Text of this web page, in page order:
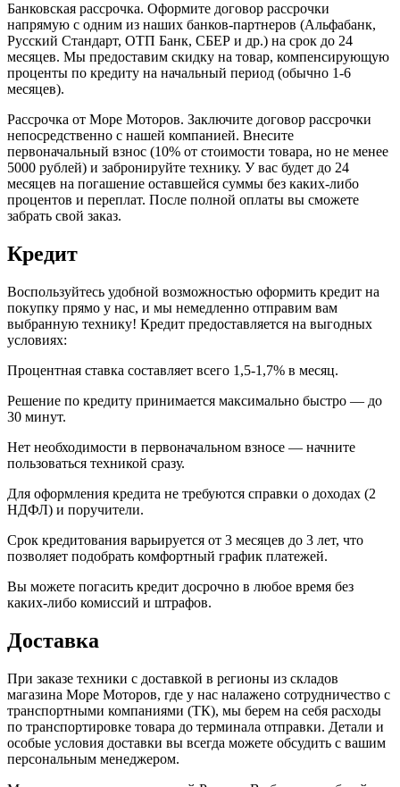
Банковская рассрочка. Оформите договор рассрочки
напрямую с одним из наших банков-партнеров (Альфабанк,
Русский Стандарт, ОТП Банк, СБЕР и др.) на срок до 24
месяцев. Мы предоставим скидку на товар, компенсирующую
проценты по кредиту на начальный период (обычно 1-6
месяцев).
Рассрочка от Море Моторов. Заключите договор рассрочки
непосредственно с нашей компанией. Внесите
первоначальный взнос (10% от стоимости товара, но не менее
5000 рублей) и забронируйте технику. У вас будет до 24
месяцев на погашение оставшейся суммы без каких-либо
процентов и переплат. После полной оплаты вы сможете
забрать свой заказ.
Кредит
Воспользуйтесь удобной возможностью оформить кредит на
покупку прямо у нас, и мы немедленно отправим вам
выбранную технику! Кредит предоставляется на выгодных
условиях:
Процентная ставка составляет всего 1,5-1,7% в месяц.
Решение по кредиту принимается максимально быстро — до
30 минут.
Нет необходимости в первоначальном взносе — начните
пользоваться техникой сразу.
Для оформления кредита не требуются справки о доходах (2
НДФЛ) и поручители.
Срок кредитования варьируется от 3 месяцев до 3 лет, что
позволяет подобрать комфортный график платежей.
Вы можете погасить кредит досрочно в любое время без
каких-либо комиссий и штрафов.
Доставка
При заказе техники с доставкой в регионы из складов
магазина Море Моторов, где у нас налажено сотрудничество с
транспортными компаниями (ТК), мы берем на себя расходы
по транспортировке товара до терминала отправки. Детали и
особые условия доставки вы всегда можете обсудить с вашим
персональным менеджером.